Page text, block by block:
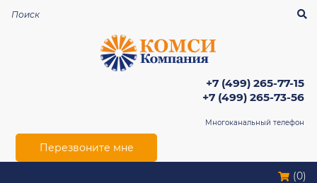
+7 (499) 265-77-15
+7 (499) 265-73-56
Многоканальный телефон
Перезвоните мне
(0)